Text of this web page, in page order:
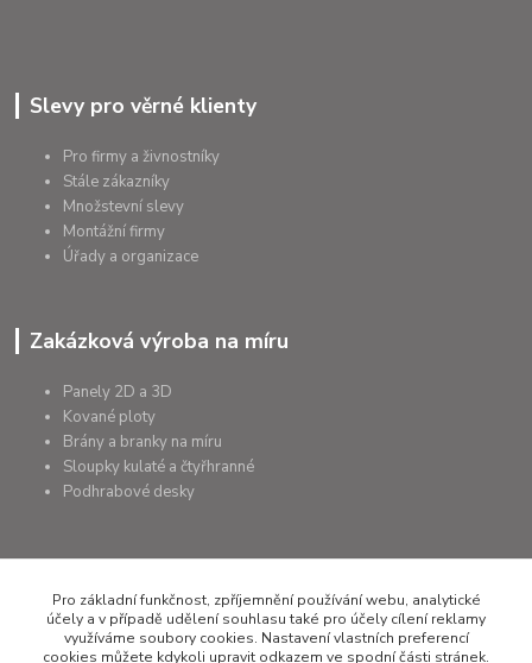
Slevy pro věrné klienty
Pro firmy a živnostníky
Stále zákazníky
Množstevní slevy
Montážní firmy
Úřady a organizace
Zakázková výroba na míru
Panely 2D a 3D
Kované ploty
Brány a branky na míru
Sloupky kulaté a čtyřhranné
Podhrabové desky
+420 607 075 655
rapera@rapera.cz
Pro základní funkčnost, zpříjemnění používání webu, analytické
účely a v případě udělení souhlasu také pro účely cílení reklamy
využíváme soubory cookies. Nastavení vlastních preferencí
cookies můžete kdykoli upravit odkazem ve spodní části stránek.